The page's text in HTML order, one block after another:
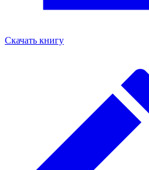
Скачать книгу